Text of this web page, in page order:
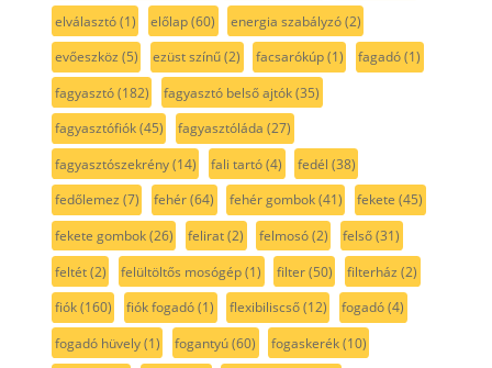
elválasztó(1) előlap(60) energia szabályzó(2)
evőeszköz (5) ezüst színű(2) facsarókúp(1) fagadó(1)
fagyasztó(182) fagyasztó belső ajtók(35)
fagyasztófiók(45) fagyasztóláda (27)
fagyasztószekrény(14) fali tartó(4) fedél (38)
fedőlemez (7) fehér(64) fehér gombok(41) fekete (45)
fekete gombok(26) felirat(2) felmosó(2) felső(31)
feltét(2) felültöltős mosógép(1) filter(50) filterház (2)
fiók(160) fiók fogadó(1) flexibiliscső(12) fogadó(4)
fogadó hüvely(1) fogantyú(60) fogaskerék(10)